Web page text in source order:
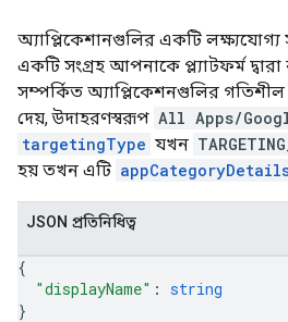
অ্যাপ্লিকেশানগুলির একটি লক্ষ্যযোগ্য
একটি সংগ্রহ আপনাকে প্ল্যাটফর্ম
সম্পর্কিত অ্যাপ্লিকেশনগুলির
দেয়, উদাহরণস্বরূপ All Apps/
targetingType যখন
হয় তখন এটি
JSON প্রতিনিধিত্ব
{
"displayName" : string
}